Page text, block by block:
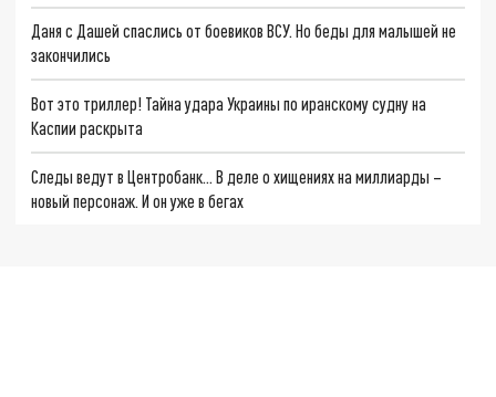
Даня с Дашей спаслись от боевиков ВСУ. Но беды для малышей не
закончились
Вот это триллер! Тайна удара Украины по иранскому судну на
Каспии раскрыта
Следы ведут в Центробанк… В деле о хищениях на миллиарды –
новый персонаж. И он уже в бегах